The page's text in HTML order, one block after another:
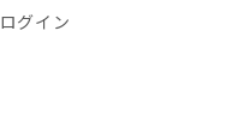
ログイン